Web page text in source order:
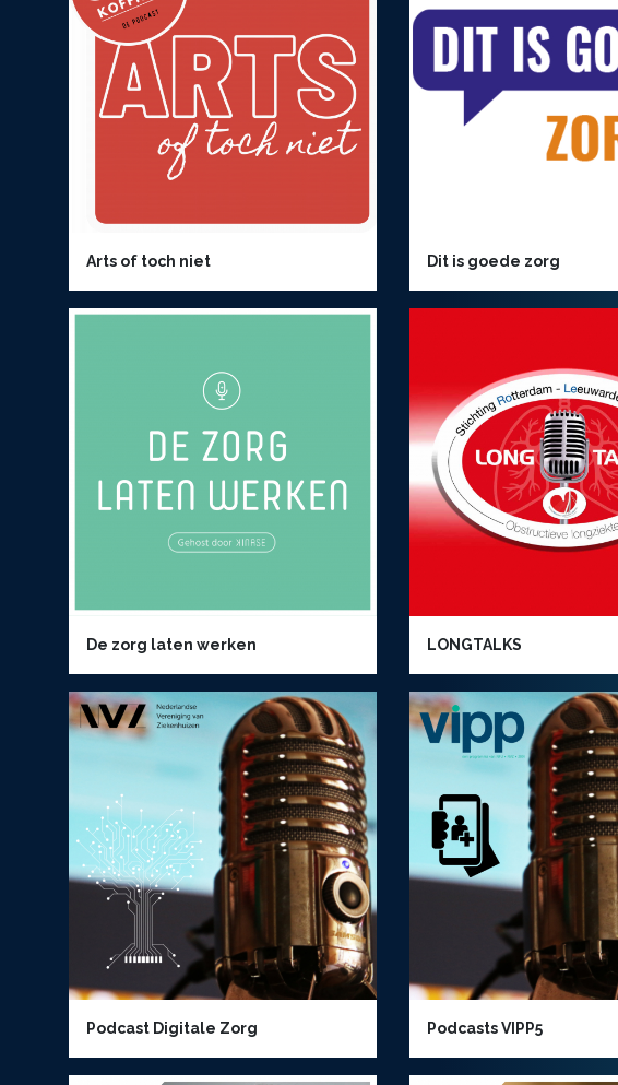
Arts of toch niet Dit is goede zorg
De zorg laten werken LONGTALKS
Podcast Digitale Zorg Podcasts VIPP5